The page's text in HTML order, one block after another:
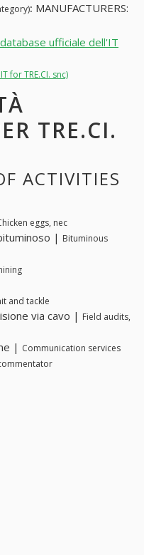
: MANUFACTURERS:
ufficiale dell'IT
for TRE.CI. snc)
TRE.CI.
ACTIVITIES
eggs, nec
| Bituminous
and tackle
via cavo | Field audits,
| Communication services